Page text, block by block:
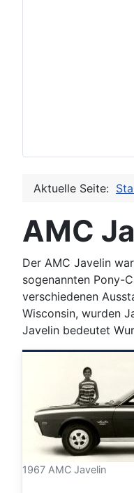
Aktuelle Seite:
AMC
Der AMC Javelin
sogenannten Pony-
verschiedenen
Wisconsin, wurden
Javelin bedeutet
1967 AMC Javelin